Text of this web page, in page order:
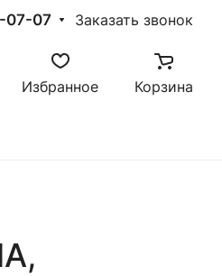
07-07 Заказать звонок
Избранное Корзина